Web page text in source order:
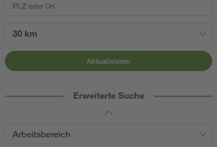
30 km
Aktualisieren
Erweiterte Suche
Arbeitsbereich